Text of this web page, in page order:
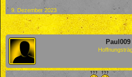
9. Dezember 2023
Paul009